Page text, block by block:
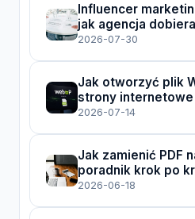
Influencer
jak agencja
2026-07-30
Jak otworzyć plik
strony
2026-07-14
Jak zamienić PDF
poradnik krok po
2026-06-18